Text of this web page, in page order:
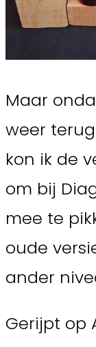
Maar
weer
kon ik de
om bij
mee te
oude
ander
Gerijpt op